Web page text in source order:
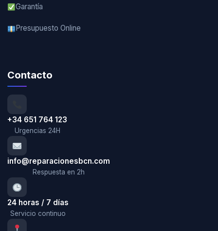
Garantía
Presupuesto Online
Contacto
+34 651 764 123
Urgencias 24H
info@reparacionesbcn.com
Respuesta en 2h
24 horas / 7 días
Servicio continuo